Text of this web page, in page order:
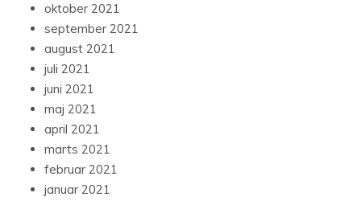
oktober 2021
september 2021
august 2021
juli 2021
juni 2021
maj 2021
april 2021
marts 2021
februar 2021
januar 2021